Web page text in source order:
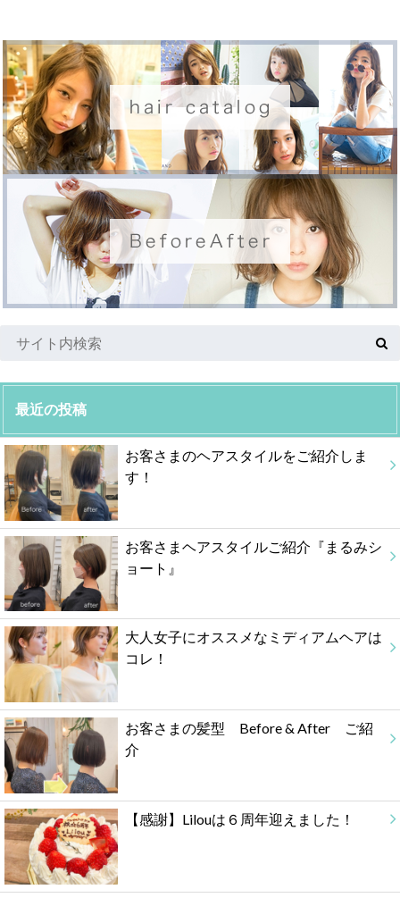
最近の投稿
お客さまのヘアスタイルをご紹介しま
す！
お客さまヘアスタイルご紹介『まるみシ
ョート』
大人女子にオススメなミディアムヘアは
コレ！
お客さまの髪型 Before & After ご紹
介
【感謝】Lilouは６周年迎えました！